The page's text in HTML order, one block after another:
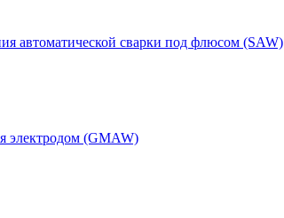
автоматической сварки под флюсом (SAW)
электродом (GMAW)